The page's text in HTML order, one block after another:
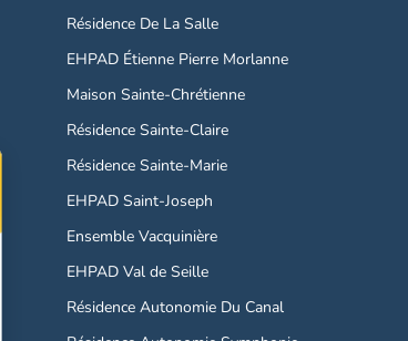
Résidence De La Salle
EHPAD Étienne Pierre Morlanne
Maison Sainte-Chrétienne
Résidence Sainte-Claire
Résidence Sainte-Marie
EHPAD Saint-Joseph
Ensemble Vacquinière
EHPAD Val de Seille
Résidence Autonomie Du Canal